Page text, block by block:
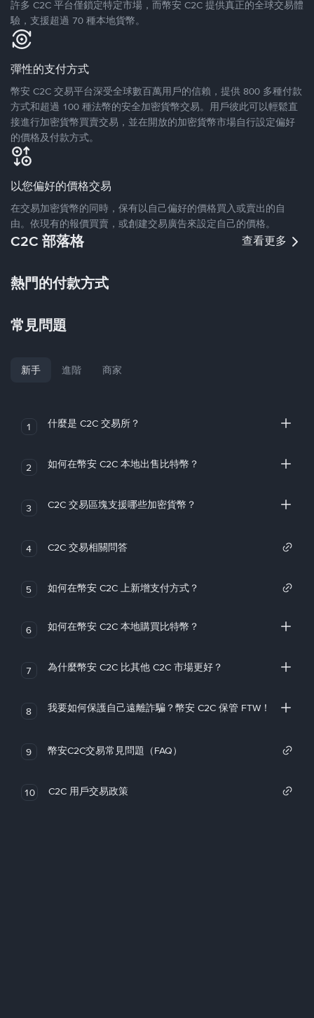
許多 C2C 平台僅鎖定特定市場，而幣安 C2C 提供真正的全球交易體
驗，支援超過 70 種本地貨幣。
彈性的支付方式
幣安 C2C 交易平台深受全球數百萬用戶的信賴，提供 800 多種付款
方式和超過 100 種法幣的安全加密貨幣交易。用戶彼此可以輕鬆直
接進行加密貨幣買賣交易，並在開放的加密貨幣市場自行設定偏好
的價格及付款方式。
以您偏好的價格交易
在交易加密貨幣的同時，保有以自己偏好的價格買入或賣出的自
由。依現有的報價買賣，或創建交易廣告來設定自己的價格。
C2C 部落格 查看更多
熱門的付款方式
常見問題
新手 進階 商家
1 什麼是 C2C 交易所？
2 如何在幣安 C2C 本地出售比特幣？
3 C2C 交易區塊支援哪些加密貨幣？
4 C2C 交易相關問答
5 如何在幣安 C2C 上新增支付方式？
6 如何在幣安 C2C 本地購買比特幣？
7 為什麼幣安 C2C 比其他 C2C 市場更好？
8 我要如何保護自己遠離詐騙？幣安 C2C 保管 FTW！
9 幣安C2C交易常見問題（FAQ）
10 C2C 用戶交易政策